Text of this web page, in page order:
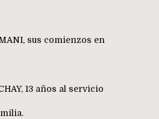
sus comienzos en
13 años al servicio